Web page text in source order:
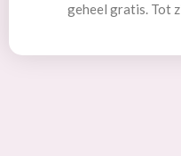
geheel gratis. Tot